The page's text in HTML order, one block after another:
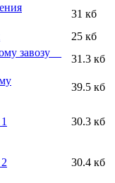
31 кб
25 кб
завозу__
31.3 кб
39.5 кб
30.3 кб
30.4 кб